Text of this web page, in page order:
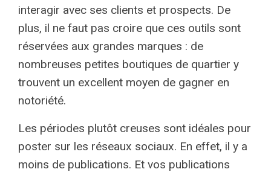
interagir avec ses clients et prospects. De
plus, il ne faut pas croire que ces outils sont
réservées aux grandes marques : de
nombreuses petites boutiques de quartier y
trouvent un excellent moyen de gagner en
notoriété.
Les périodes plutôt creuses sont idéales pour
poster sur les réseaux sociaux. En effet, il y a
moins de publications. Et vos publications